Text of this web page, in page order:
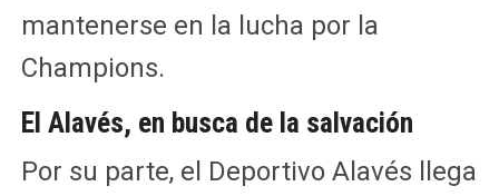
mantenerse en la lucha por la
Champions.
El Alavés, en busca de la salvación
Por su parte, el Deportivo Alavés llega